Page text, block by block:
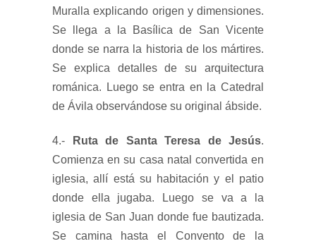
Muralla explicando origen y dimensiones.
Se llega a la Basílica de San Vicente
donde se narra la historia de los mártires.
Se explica detalles de su arquitectura
románica. Luego se entra en la Catedral
de Ávila observándose su original ábside.
4.- Ruta de Santa Teresa de Jesús.
Comienza en su casa natal convertida en
iglesia, allí está su habitación y el patio
donde ella jugaba. Luego se va a la
iglesia de San Juan donde fue bautizada.
Se camina hasta el Convento de la